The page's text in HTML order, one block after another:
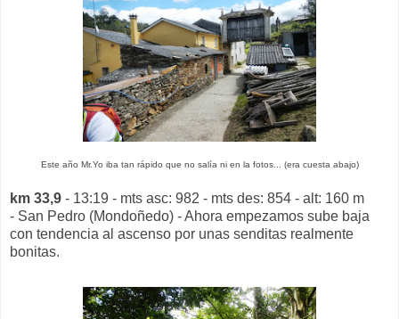
Este año Mr.Yo iba tan rápido que no salía ni en la fotos... (era cuesta abajo)
km 33,9 - 13:19 - mts asc: 982 - mts des: 854 - alt: 160 m
- San Pedro (Mondoñedo) - Ahora empezamos sube baja
con tendencia al ascenso por unas senditas realmente
bonitas.